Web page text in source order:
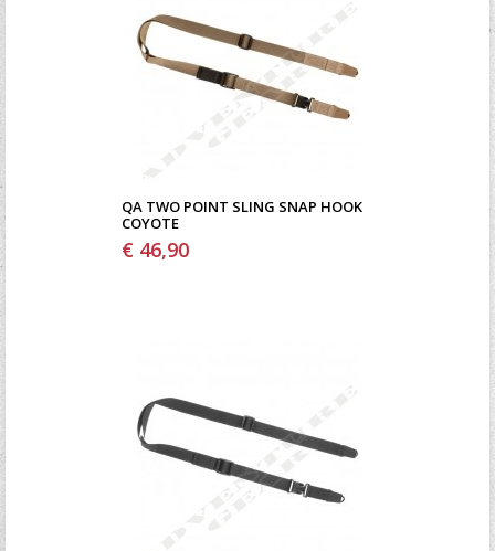
QA TWO POINT SLING SNAP HOOK
COYOTE
€ 46,90